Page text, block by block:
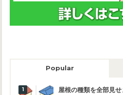
Popular
屋根の種類を全部見